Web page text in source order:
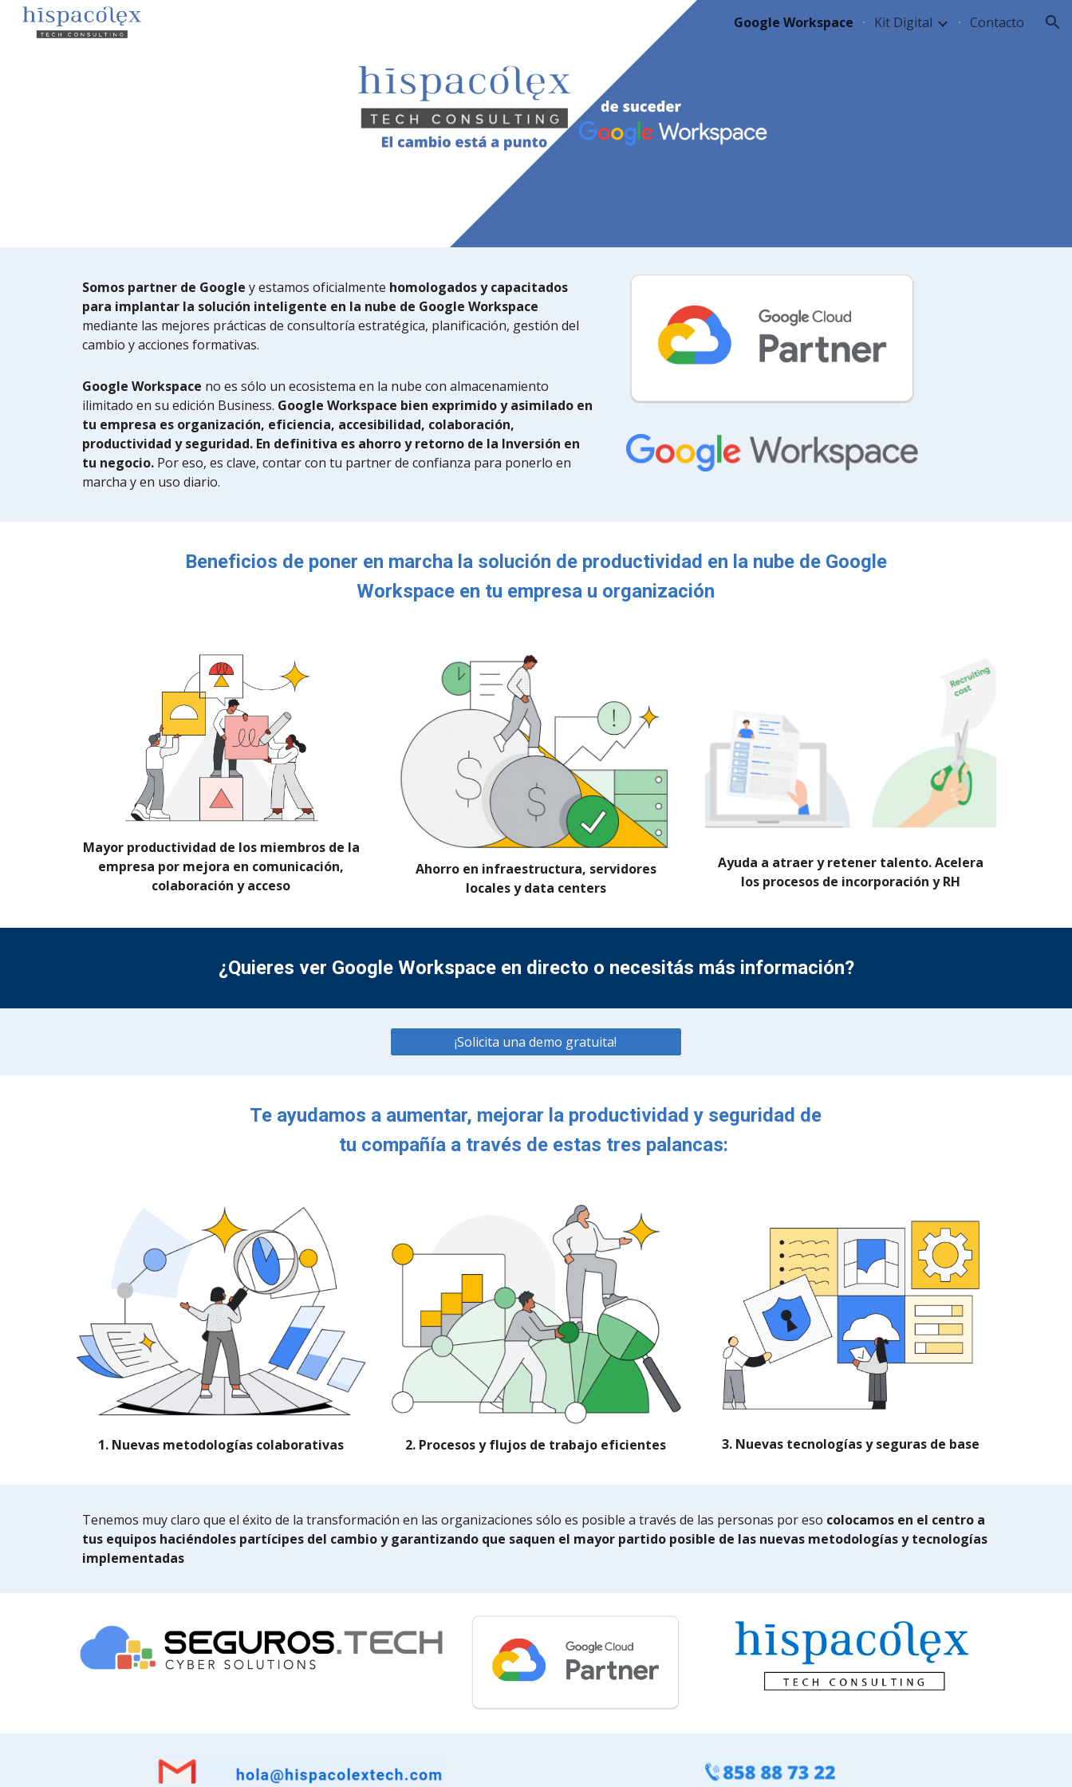
Skip to navigation Google Workspace Kit Digital Contacto
Somos partner de Google y estamos oficialmente homologados y capacitados
para implantar la solución inteligente en la nube de Google Workspace
mediante las mejores prácticas de consultoría estratégica, planificación, gestión del
cambio y acciones formativas.
Google Workspace no es sólo un ecosistema en la nube con almacenamiento
ilimitado en su edición Business. Google Workspace bien exprimido y asimilado en
tu empresa es organización, eficiencia, accesibilidad, colaboración,
productividad y seguridad. En definitiva es ahorro y retorno de la Inversión en
tu negocio. Por eso, es clave, contar con tu partner de confianza para ponerlo en
marcha y en uso diario.
Beneficios de poner en marcha la solución de productividad en la nube de Google
Workspace en tu empresa u organización
Mayor productividad de los miembros de la
empresa por mejora en comunicación,
colaboración y acceso
Ahorro en infraestructura, servidores
locales y data centers
Ayuda a atraer y retener talento. Acelera
los procesos de incorporación y RH
¿Quieres ver Google Workspaceen directo o necesitás más información?
¡Solicita una demo gratuita!
Te ayudamos a aumentar, mejorar la productividad y seguridad de
tu compañía a través de estas tres palancas:
1. Nuevas metodologías colaborativas 2. Procesos y flujos de trabajo eficientes 3. Nuevas tecnologías y seguras de base
Tenemos muy claro que el éxito de la transformación en las organizaciones sólo es posible a través de las personas por eso colocamos en el centro a
tus equipos haciéndoles partícipes del cambio y garantizando que saquen el mayor partido posible de las nuevas metodologías y tecnologías
implementadas